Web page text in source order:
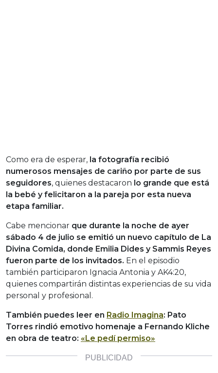
Como era de esperar, la fotografía recibió
numerosos mensajes de cariño por parte de sus
seguidores, quienes destacaron lo grande que está
la bebé y felicitaron a la pareja por esta nueva
etapa familiar.
Cabe mencionar que durante la noche de ayer
sábado 4 de julio se emitió un nuevo capítulo de La
Divina Comida, donde Emilia Dides y Sammis Reyes
fueron parte de los invitados. En el episodio
también participaron Ignacia Antonia y AK4:20,
quienes compartirán distintas experiencias de su vida
personal y profesional.
También puedes leer en Radio Imagina: Pato
Torres rindió emotivo homenaje a Fernando Kliche
en obra de teatro: «Le pedí permiso»